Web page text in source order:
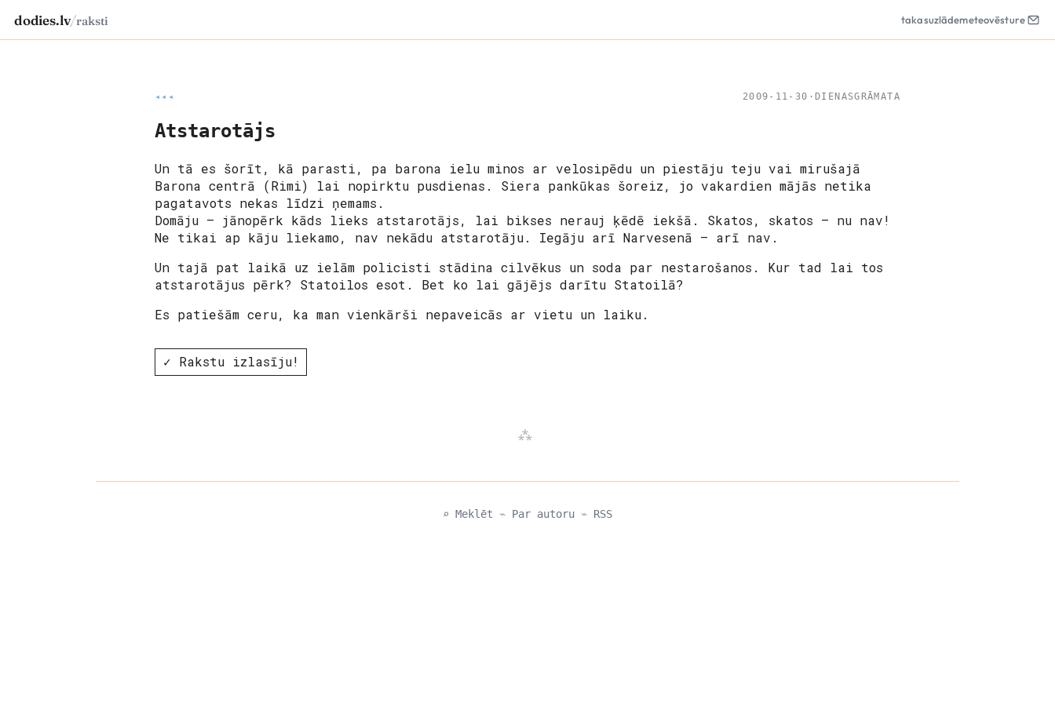
dodies.lv/raksti takasuzlādemeteovēsture
◂◂◂ 2009-11-30 · DIENASGRĀMATA
Atstarotājs
Un tā es šorīt, kā parasti, pa barona ielu minos ar velosipēdu un piestāju teju vai mirušajā
Barona centrā (Rimi) lai nopirktu pusdienas. Siera pankūkas šoreiz, jo vakardien mājās netika
pagatavots nekas līdzi ņemams.
Domāju – jānopērk kāds lieks atstarotājs, lai bikses nerauj ķēdē iekšā. Skatos, skatos – nu nav!
Ne tikai ap kāju liekamo, nav nekādu atstarotāju. Iegāju arī Narvesenā – arī nav.
Un tajā pat laikā uz ielām policisti stādina cilvēkus un soda par nestarošanos. Kur tad lai tos
atstarotājus pērk? Statoilos esot. Bet ko lai gājējs darītu Statoilā?
Es patiešām ceru, ka man vienkārši nepaveicās ar vietu un laiku.
✓ Rakstu izlasīju!
⌕ Meklēt ⌁ Par autoru ⌁ RSS